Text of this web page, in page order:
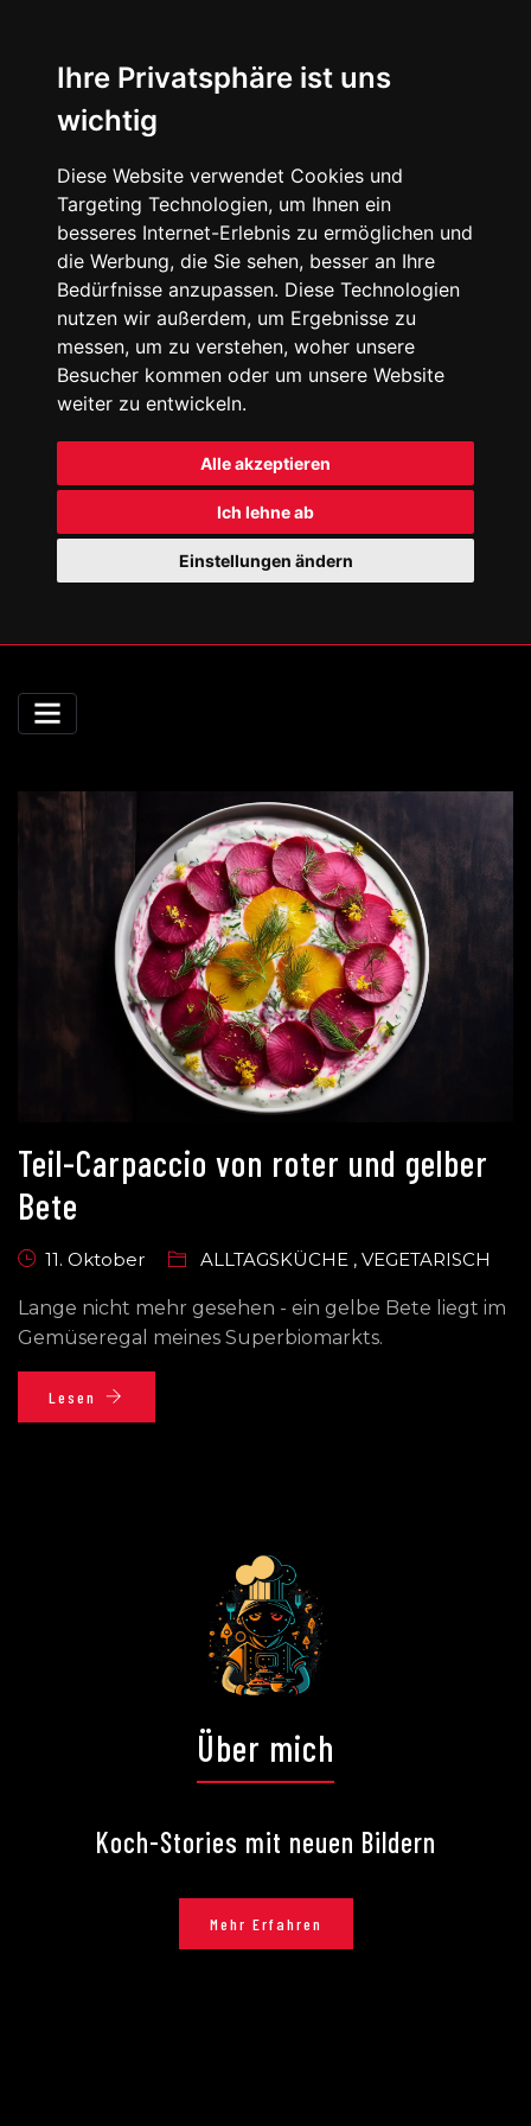
Ihre Privatsphäre ist uns
wichtig
Diese Website verwendet Cookies und
Targeting Technologien, um Ihnen ein
besseres Internet-Erlebnis zu ermöglichen und
die Werbung, die Sie sehen, besser an Ihre
Bedürfnisse anzupassen. Diese Technologien
nutzen wir außerdem, um Ergebnisse zu
messen, um zu verstehen, woher unsere
Besucher kommen oder um unsere Website
weiter zu entwickeln.
Alle akzeptieren
Ich lehne ab
Einstellungen ändern
Teil-Carpaccio von roter und gelber
Bete
11. Oktober ALLTAGSKÜCHE , VEGETARISCH
Lange nicht mehr gesehen - ein gelbe Bete liegt im
Gemüseregal meines Superbiomarkts.
Lesen
Über mich
Koch-Stories mit neuen Bildern
Mehr Erfahren